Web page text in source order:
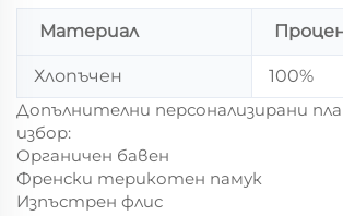
Материал
Хлопъчен
100%
Допълнителни персонализирани
избор:
Органичен бавен
Френски терикотен памук
Изпъстрен флис